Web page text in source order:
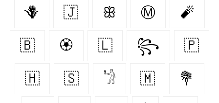
🪻 🇯‌ ꕥ Ⓜ 🧨
🇧‌ 🏵 🇱‌ ꧂ 🇵‌
🇭‌ 🇸‌ 𓁋 🇲‌ 💐